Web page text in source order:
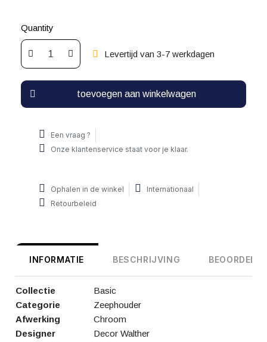
Quantity
Levertijd van 3-7 werkdagen
toevoegen aan winkelwagen
Een vraag ?
Onze klantenservice staat voor je klaar.
Ophalen in de winkel
Internationaal
Retourbeleid
INFORMATIE BESCHRIJVING
Collectie
Basic
Categorie
Zeephouder
Afwerking
Chroom
Designer
Decor Walther